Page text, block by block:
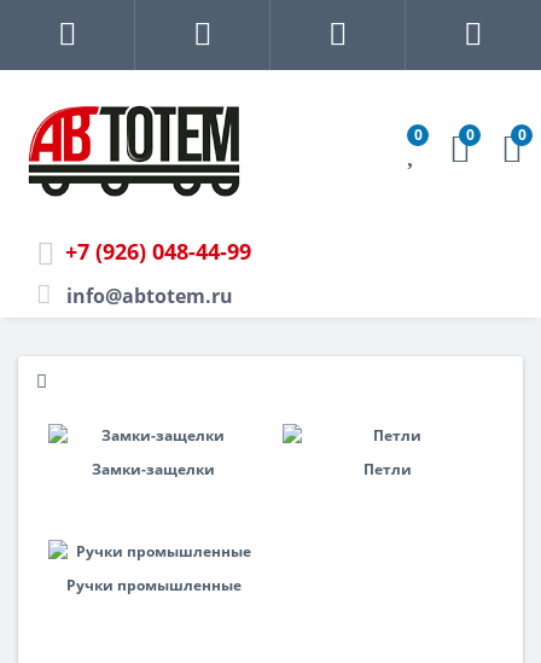
0 0 0
+7 (926) 048-44-99
info@abtotem.ru
Замки-защелки Петли
Ручки промышленные